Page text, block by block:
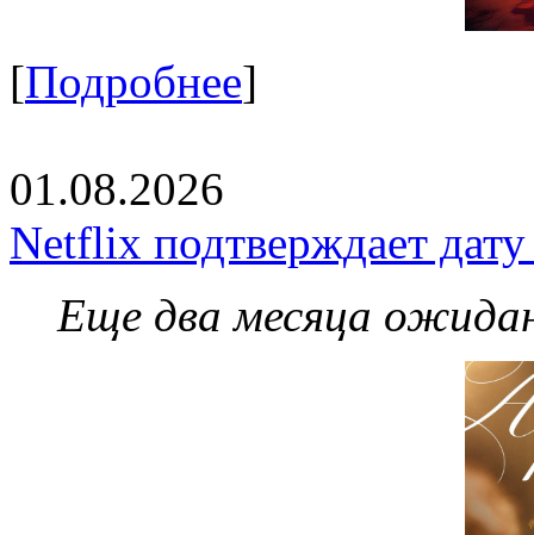
[Подробнее]
01.08.2026
Netflix подтверждает
Еще два месяца